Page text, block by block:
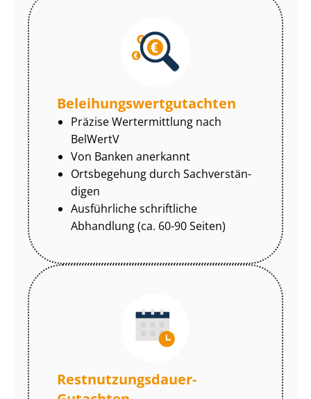
Be­lei­hungs­wert­gut­ach­ten
Präzise Wertermittlung nach
BelWertV
Von Banken anerkannt
Ortsbegehung durch Sach­ver­stän­
di­gen
Ausführliche schriftliche
Abhandlung (ca. 60-90 Seiten)
Rest­nut­zungs­dau­er-